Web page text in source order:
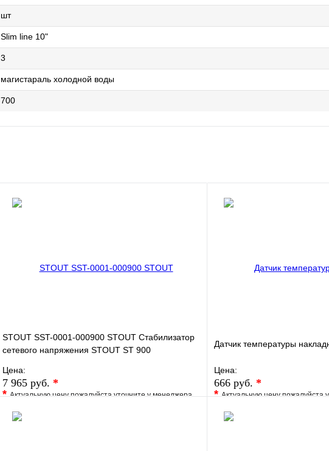
шт
Slim line 10"
3
магистараль холодной воды
700
STOUT SST-0001-000900 STOUT Стабилизатор
сетевого напряжения STOUT ST 900
Цена:
7 965 руб. *
*Актуальную цену пожалуйста уточните у менеджера
В избранное
Датчик температуры
Цена:
666 руб. *
*Актуальную цену пожалуйста
В избранное